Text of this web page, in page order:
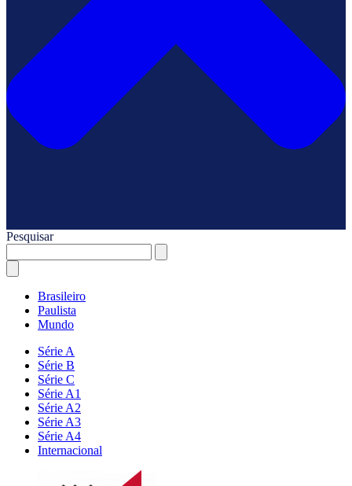
Pesquisar
Brasileiro
Paulista
Mundo
Série A
Série B
Série C
Série A1
Série A2
Série A3
Série A4
Internacional